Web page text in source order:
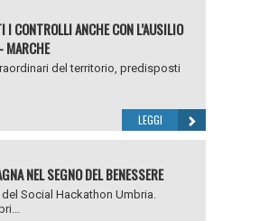
CONTROLLI ANCHE CON L’AUSILIO
MARCHE
del territorio, predisposti
LEGGI
NEL SEGNO DEL BENESSERE
Social Hackathon Umbria.